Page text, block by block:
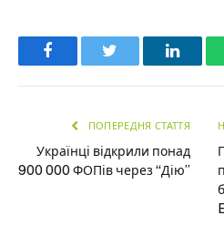
Facebook
ПОПЕРЕДНЯ СТАТТЯ
Українці відкрили понад
900 000 ФОПів через “Дію”